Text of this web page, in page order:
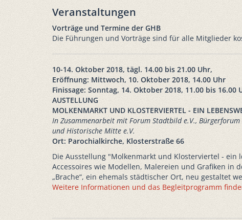
Veranstaltungen
Vorträge und Termine der GHB
Die Führungen und Vorträge sind für alle Mitglieder
10-14. Oktober 2018, tägl. 14.00 bis 21.00 Uhr,
Eröffnung: Mittwoch, 10. Oktober 2018, 14.00 Uhr
Finissage: Sonntag, 14. Oktober 2018, 11.00 bis 16.00
AUSTELLUNG
MOLKENMARKT UND KLOSTERVIERTEL - EIN
In Zusammenarbeit mit Forum Stadtbild e.V., Bürgerforum
und Historische Mitte e.V.
Ort: Parochialkirche, Klosterstraße 66
Die Ausstellung "Molkenmarkt und Klosterviertel -
Accessoires wie Modellen, Malereien und Grafiken
„Brache“, ein ehemals städtischer Ort, neu gestaltet
Weitere Informationen und das Begleitprogramm